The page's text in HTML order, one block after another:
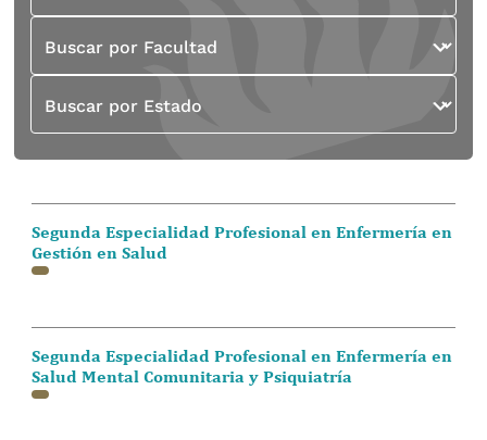
Buscar por Facultad
Buscar por Estado
Segunda Especialidad Profesional en Enfermería en
Gestión en Salud
Segunda Especialidad Profesional en Enfermería en
Salud Mental Comunitaria y Psiquiatría